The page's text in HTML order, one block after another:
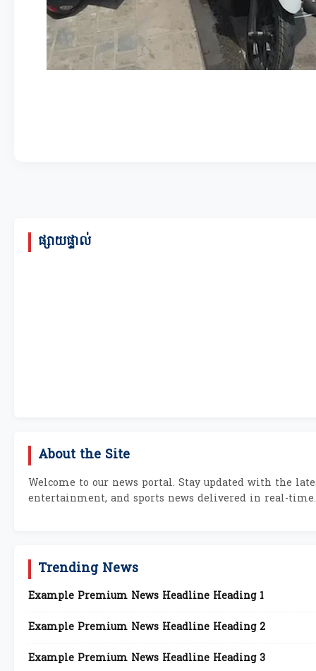
ផ្សាយផ្ទាល់
About the Site
Welcome to our news portal. Stay updated with the
entertainment, and sports news delivered in real-time.
Trending News
Example Premium News Headline Heading 1
Example Premium News Headline Heading 2
Example Premium News Headline Heading 3